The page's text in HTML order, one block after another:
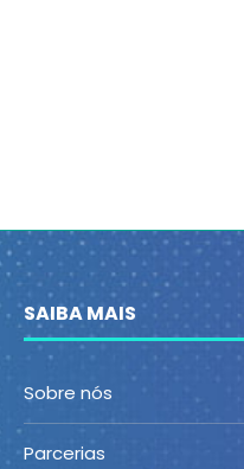
SAIBA MAIS
Sobre nós
Parcerias